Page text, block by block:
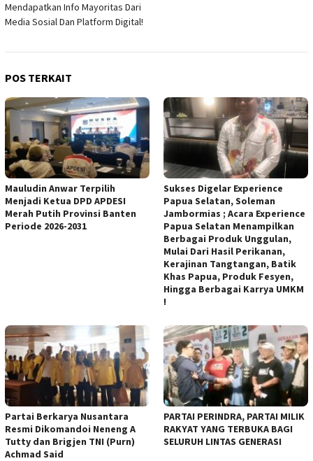
Mendapatkan Info Mayoritas Dari
Media Sosial Dan Platform Digital!
POS TERKAIT
Mauludin Anwar Terpilih
Menjadi Ketua DPD APDESI
Merah Putih Provinsi Banten
Periode 2026-2031
Sukses Digelar Experience
Papua Selatan, Soleman
Jambormias ; Acara Experience
Papua Selatan Menampilkan
Berbagai Produk Unggulan,
Mulai Dari Hasil Perikanan,
Kerajinan Tangtangan, Batik
Khas Papua, Produk Fesyen,
Hingga Berbagai Karrya UMKM
!
Partai Berkarya Nusantara
Resmi Dikomandoi Neneng A
Tutty dan Brigjen TNI (Purn)
Achmad Said
PARTAI PERINDRA, PARTAI MILIK
RAKYAT YANG TERBUKA BAGI
SELURUH LINTAS GENERASI